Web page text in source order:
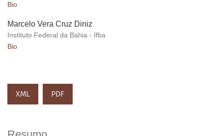
Bio
Marcelo Vera Cruz Diniz
Instituto Federal da Bahia - Ifba
Bio
XML PDF